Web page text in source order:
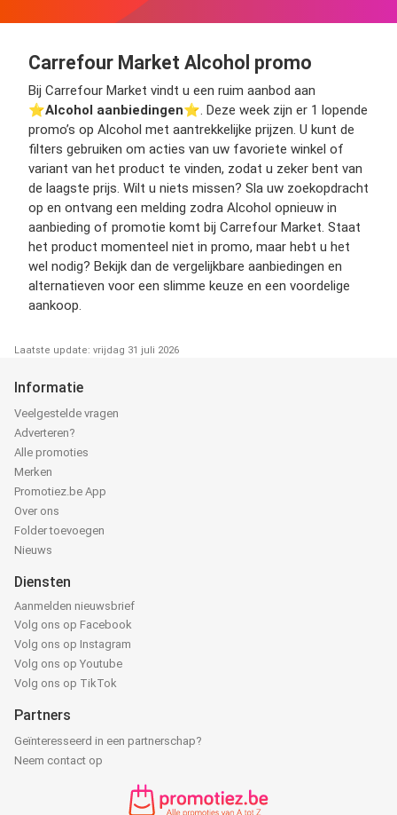
Carrefour Market Alcohol promo
Bij Carrefour Market vindt u een ruim aanbod aan
⭐️Alcohol aanbiedingen⭐️. Deze week zijn er 1 lopende
promo’s op Alcohol met aantrekkelijke prijzen. U kunt de
filters gebruiken om acties van uw favoriete winkel of
variant van het product te vinden, zodat u zeker bent van
de laagste prijs. Wilt u niets missen? Sla uw zoekopdracht
op en ontvang een melding zodra Alcohol opnieuw in
aanbieding of promotie komt bij Carrefour Market. Staat
het product momenteel niet in promo, maar hebt u het
wel nodig? Bekijk dan de vergelijkbare aanbiedingen en
alternatieven voor een slimme keuze en een voordelige
aankoop.
Laatste update: vrijdag 31 juli 2026
Informatie
Veelgestelde vragen
Adverteren?
Alle promoties
Merken
Promotiez.be App
Over ons
Folder toevoegen
Nieuws
Diensten
Aanmelden nieuwsbrief
Volg ons op Facebook
Volg ons op Instagram
Volg ons op Youtube
Volg ons op TikTok
Partners
Geïnteresseerd in een partnerschap?
Neem contact op